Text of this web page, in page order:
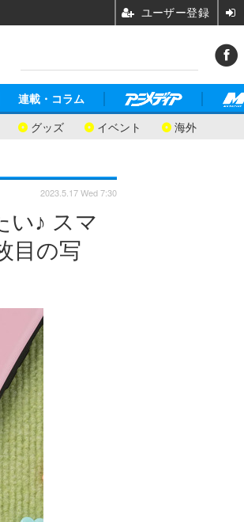
グッズ イベント 海外
連載・コラム
い♪ スマ
目の写
2023.5.17 Wed 7:30
ユーザー登録